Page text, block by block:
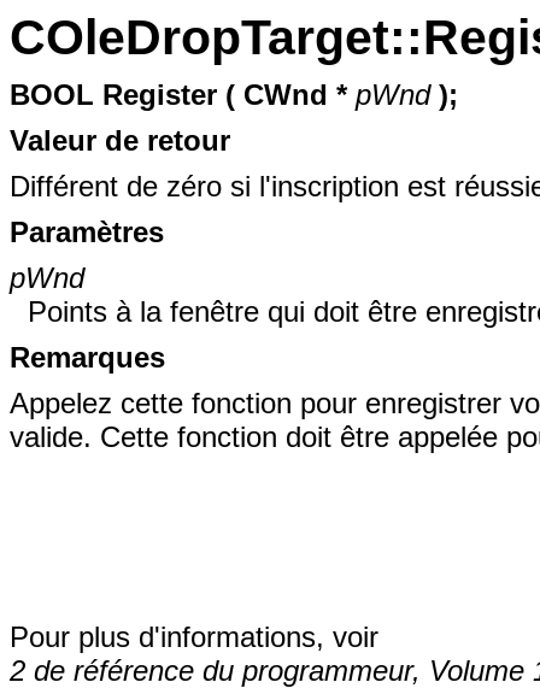
BOOL Register ( CWnd * pWnd );
Valeur de retour
Différent de zéro si l'inscription est
Paramètres
pWnd
Points à la fenêtre qui doit être
Remarques
Appelez cette fonction pour enregistrer
valide. Cette fonction doit être appelée
Pour plus d'informations, voir
2 de référence du programmeur, Volume